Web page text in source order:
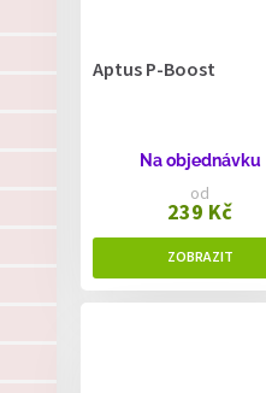
Aptus P-Boost
Na objednávku
od
239 Kč